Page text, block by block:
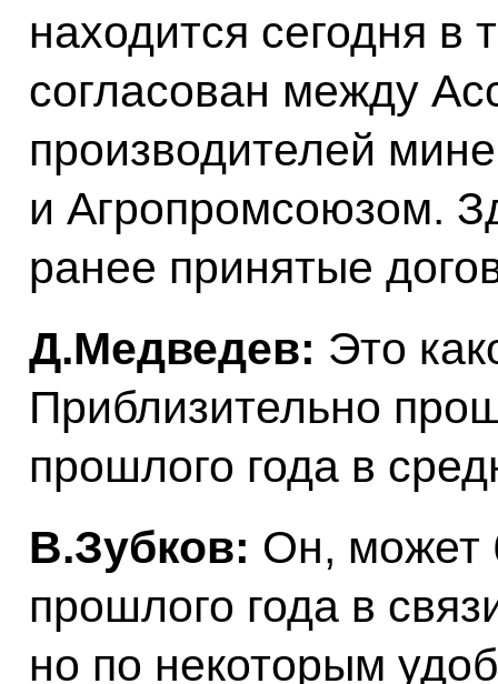
находится сегодня
согласован между
производителей
и Агропромсоюзом.
ранее принятые
Д.Медведев: Это
Приблизительно
прошлого года в
В.Зубков: Он, может
прошлого года в
но по некоторым